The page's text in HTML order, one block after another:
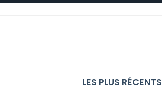
LES PLUS RÉCENTS